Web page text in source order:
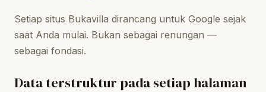
Setiap situs Bukavilla dirancang untuk Google sejak
saat Anda mulai. Bukan sebagai renungan —
sebagai fondasi.
Data terstruktur pada setiap halaman